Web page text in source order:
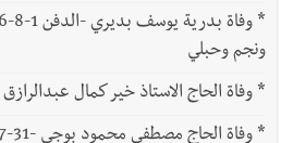
*
ونجم وحبلي
*وفاة الحاج الاستاذ خير كمال عبدالرازق (أبو
*